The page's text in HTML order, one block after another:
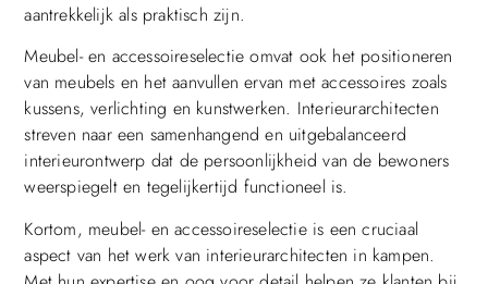
aantrekkelijk als praktisch zijn.
Meubel- en accessoireselectie omvat ook het positioneren
van meubels en het aanvullen ervan met accessoires zoals
kussens, verlichting en kunstwerken. Interieurarchitecten
streven naar een samenhangend en uitgebalanceerd
interieurontwerp dat de persoonlijkheid van de bewoners
weerspiegelt en tegelijkertijd functioneel is.
Kortom, meubel- en accessoireselectie is een cruciaal
aspect van het werk van interieurarchitecten in kampen.